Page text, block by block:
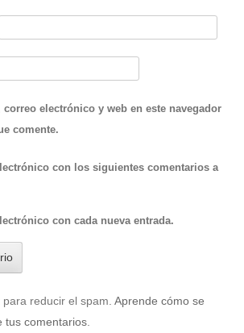
electrónico y web en este navegador
comente.
con los siguientes comentarios a
con cada nueva entrada.
reducir el spam. Aprende cómo se
tus comentarios